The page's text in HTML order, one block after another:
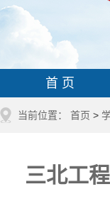
首 页
当前位置： 首页 >
三北工